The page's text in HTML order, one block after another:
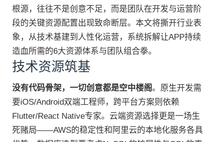
根源，往往不是创意不足，而是团队在开发与运营阶
段的关键资源配置出现致命断层。本文将撕开行业表
象，从技术基建到人性化运营，系统拆解让APP持续
造血所需的6大资源体系与团队组合拳。
技术资源筑基
没有代码骨架，一切创意都是空中楼阁。原生开发需
要iOS/Android双端工程师，跨平台方案则依赖
Flutter/React Native专家。云端资源选择更是一场生
死赌局——AWS的稳定性和阿里云的本地化服务各具